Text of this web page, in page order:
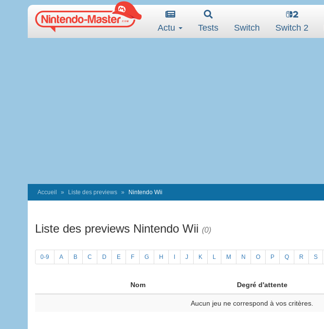
Actu Tests Switch Switch 2
Accueil Liste des previews Nintendo Wii
Liste des previews Nintendo Wii (0)
0-9 A B C D E F G H J K L M N O P Q R S
Nom Degré d'attente
Aucun jeu ne correspond à vos critères.